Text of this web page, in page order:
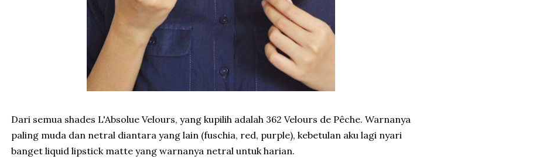
Dari semua shades L'Absolue Velours, yang kupilih adalah 362 Velours de Pêche. Warnanya
paling muda dan netral diantara yang lain (fuschia, red, purple), kebetulan aku lagi nyari
banget liquid lipstick matte yang warnanya netral untuk harian.